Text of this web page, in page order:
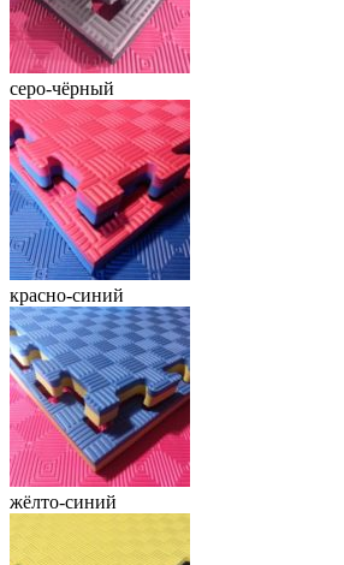
серо-чёрный
красно-синий
жёлто-синий